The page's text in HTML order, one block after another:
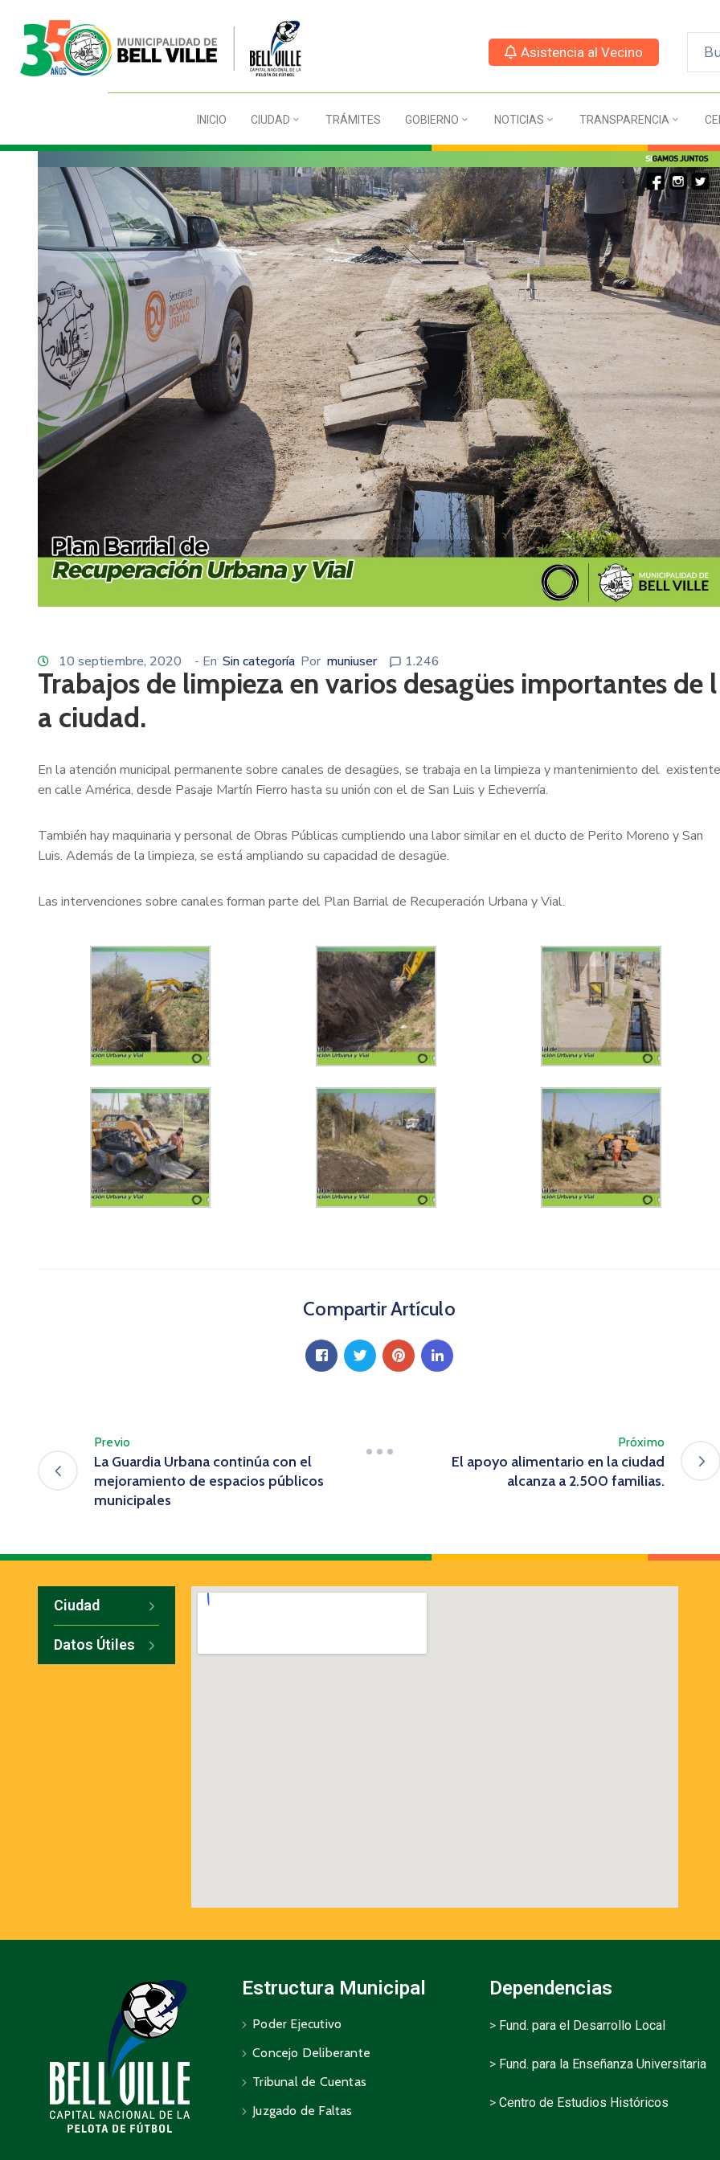
Asistencia al Vecino
INICIO CIUDAD TRÁMITES GOBIERNO NOTICIAS TRANSPARENCIA
10 septiembre, 2020 - En Sin categoría Por muniuser 1.246
Trabajos de limpieza en varios desagües importantes de l
a ciudad.
En la atención municipal permanente sobre canales de desagües, se trabaja en la limpieza y mantenimiento del existente
en calle América, desde Pasaje Martín Fierro hasta su unión con el de San Luis y Echeverría.
También hay maquinaria y personal de Obras Públicas cumpliendo una labor similar en el ducto de Perito Moreno y San
Luis. Además de la limpieza, se está ampliando su capacidad de desagüe.
Las intervenciones sobre canales forman parte del Plan Barrial de Recuperación Urbana y Vial.
Compartir Artículo
Previo
La Guardia Urbana continúa con el
mejoramiento de espacios públicos
municipales
Próximo
El apoyo alimentario en la ciudad
alcanza a 2.500 familias.
Ciudad
Datos Útiles
Estructura Municipal
Poder Ejecutivo
Concejo Deliberante
Tribunal de Cuentas
Juzgado de Faltas
Dependencias
> Fund. para el Desarrollo Local
> Fund. para la Enseñanza Universitaria
> Centro de Estudios Históricos